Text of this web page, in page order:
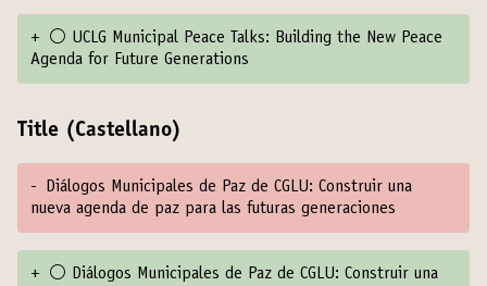
+
⚪️ UCLG Municipal Peace Talks: Building the New Peace
Agenda for Future Generations
Title (Castellano)
-
Diálogos Municipales de Paz de CGLU: Construir una
nueva agenda de paz para las futuras generaciones
+
⚪️ Diálogos Municipales de Paz de CGLU: Construir una